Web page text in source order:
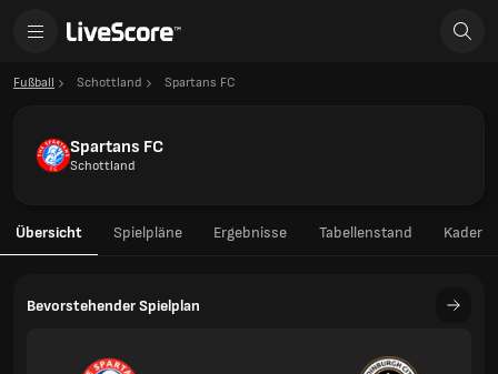
Fußball Schottland Spartans FC
Spartans FC
Schottland
Übersicht Spielpläne Ergebnisse Tabellenstand Kader
Bevorstehender Spielplan